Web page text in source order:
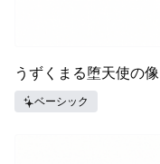
うずくまる堕天使の像
ベーシック